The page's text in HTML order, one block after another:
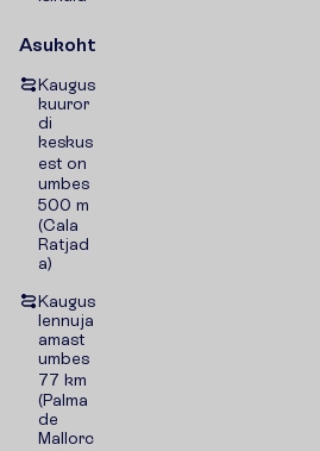
Asukoht
Kaugus
kuuror
di
keskus
est on
umbes
500 m
(Cala
Ratjad
a)
Kaugus
lennuja
amast
umbes
77 km
(Palma
de
Mallorc